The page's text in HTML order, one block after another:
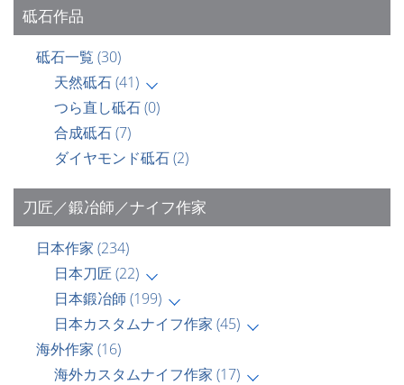
砥石作品
砥石一覧 (30)
天然砥石(41)
つら直し砥石(0)
合成砥石(7)
ダイヤモンド砥石(2)
刀匠／鍛冶師／ナイフ作家
日本作家 (234)
日本刀匠 (22)
日本鍛冶師 (199)
日本カスタムナイフ作家 (45)
海外作家 (16)
海外カスタムナイフ作家 (17)